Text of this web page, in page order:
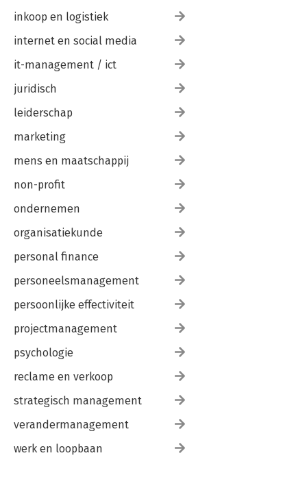
inkoop en logistiek
internet en social media
it-management / ict
juridisch
leiderschap
marketing
mens en maatschappij
non-profit
ondernemen
organisatiekunde
personal finance
personeelsmanagement
persoonlijke effectiviteit
projectmanagement
psychologie
reclame en verkoop
strategisch management
verandermanagement
werk en loopbaan